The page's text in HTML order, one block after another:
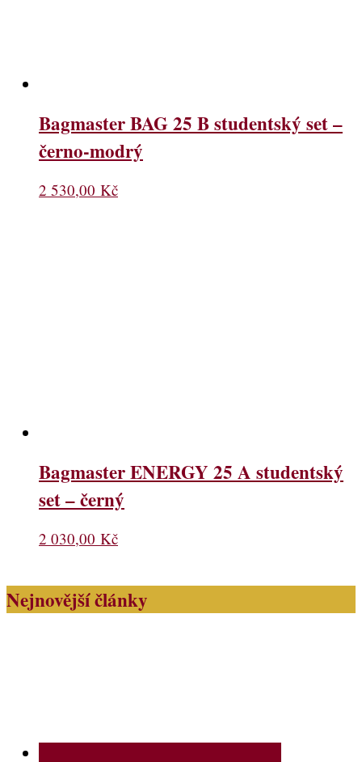
Bagmaster BAG 25 B studentský set –
černo-modrý
2 530,00 Kč
Bagmaster ENERGY 25 A studentský
set – černý
2 030,00 Kč
Nejnovější články